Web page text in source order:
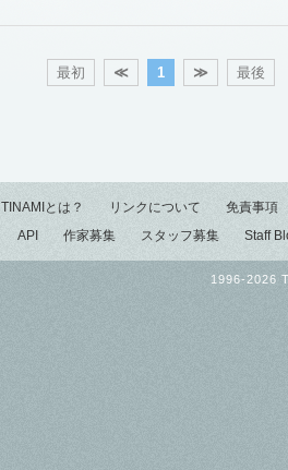
最初 ≪ 1 ≫ 最後
TINAMIとは？ リンクについて
免責事項
API
作家募集 スタッフ募集 Staff
1996-2026